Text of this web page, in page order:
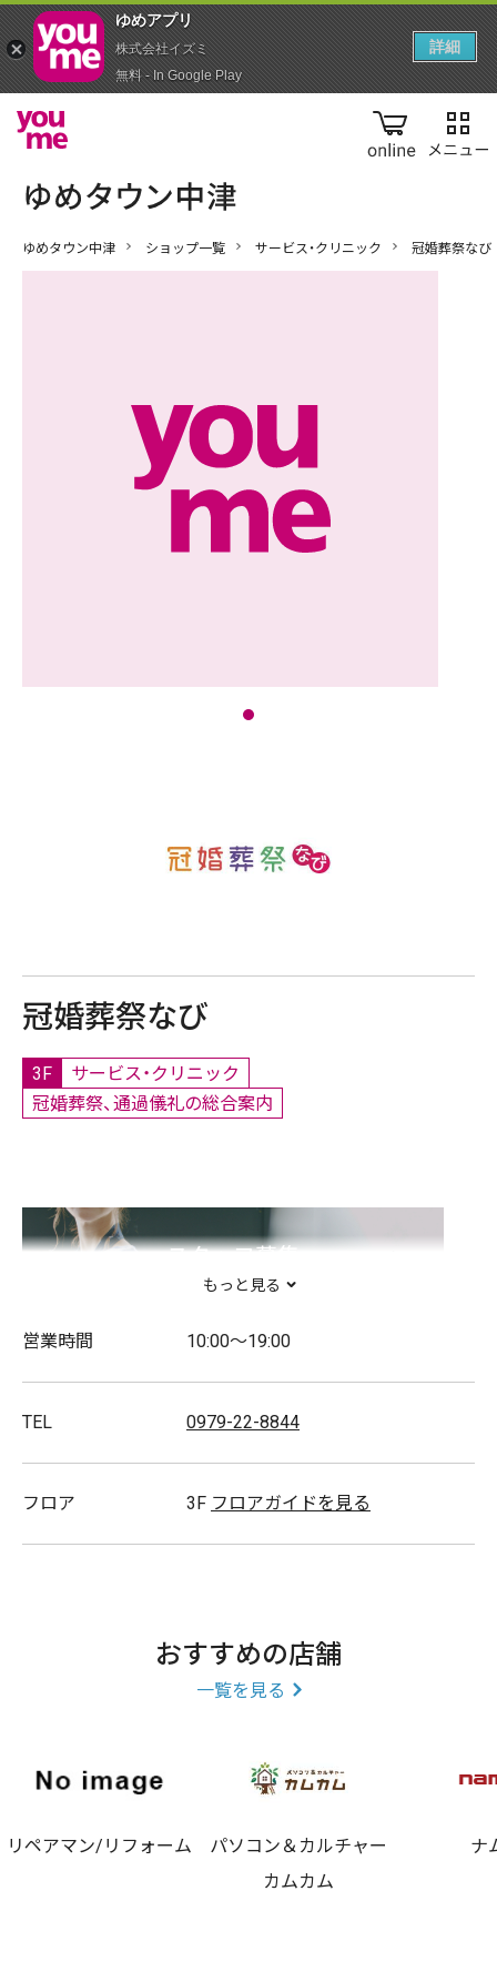
online
ゆめタウン中津 ショップ一覧 サービス・クリニック 冠婚葬祭なび
冠婚葬祭なび
3F
サービス・クリニック
冠婚葬祭、通過儀礼の総合案内
スタッフ募集
もっと見る
営業時間 10:00～19:00
TEL 0979-22-8844
フロア 3F フロアガイドを見る
おすすめの店舗
一覧を見る
リペアマン/リフォーム
パソコン＆カルチャー
カムカム
ナ
ゆめアプ‪リ‬
株式会社イズミ
無料 - In Google Play
詳細